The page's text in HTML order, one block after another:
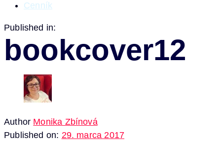
Cenník
Published in:
bookcover12
Author Monika Zbínová
Published on: 29. marca 2017